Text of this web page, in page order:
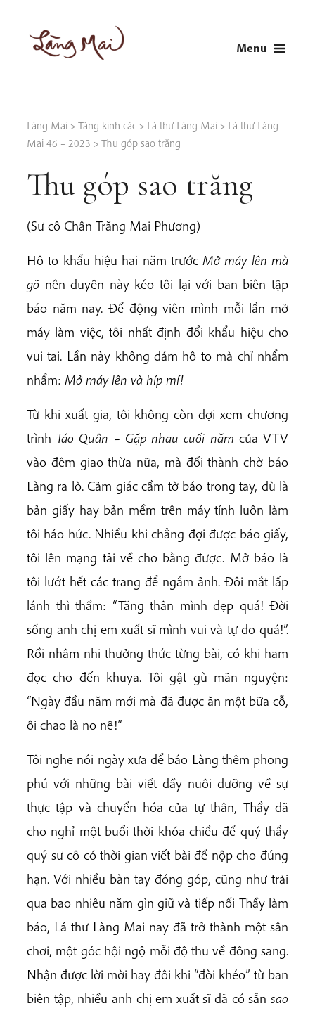
content
Menu
Làng Mai > Tàng kinh các > Lá thư Làng Mai > Lá thư Làng
Mai 46 – 2023 > Thu góp sao trăng
Thu góp sao trăng
(Sư cô Chân Trăng Mai Phương)
Hô to khẩu hiệu hai năm trướcMở máy lên mà
gõ nên duyên này kéo tôi lại với ban biên tập
báo năm nay. Để động viên mình mỗi lần mở
máy làm việc, tôi nhất định đổi khẩu hiệu cho
vui tai. Lần này không dám hô to mà chỉ nhẩm
nhẩm: Mở máy lên và híp mí!
Từ khi xuất gia, tôi không còn đợi xem chương
trình Táo Quân – Gặp nhau cuối năm của VTV
vào đêm giao thừa nữa, mà đổi thành chờ báo
Làng ra lò. Cảm giác cầm tờ báo trong tay, dù là
bản giấy hay bản mềm trên máy tính luôn làm
tôi háo hức. Nhiều khi chẳng đợi được báo giấy,
tôi lên mạng tải về cho bằng được. Mở báo là
tôi lướt hết các trang để ngắm ảnh. Đôi mắt lấp
lánh thì thầm: “Tăng thân mình đẹp quá! Đời
sống anh chị em xuất sĩ mình vui và tự do quá!”.
Rồi nhâm nhi thưởng thức từng bài, có khi ham
đọc cho đến khuya. Tôi gật gù mãn nguyện:
“Ngày đầu năm mới mà đã được ăn một bữa cỗ,
ôi chao là no nê!”
Tôi nghe nói ngày xưa để báo Làng thêm phong
phú với những bài viết đầy nuôi dưỡng về sự
thực tập và chuyển hóa của tự thân, Thầy đã
cho nghỉ một buổi thời khóa chiều để quý thầy
quý sư cô có thời gian viết bài để nộp cho đúng
hạn. Với nhiều bàn tay đóng góp, cũng như trải
qua bao nhiêu năm gìn giữ và tiếp nối Thầy làm
báo, Lá thư Làng Mai nay đã trở thành một sân
chơi, một góc hội ngộ mỗi độ thu về đông sang.
Nhận được lời mời hay đôi khi “đòi khéo” từ ban
biên tập, nhiều anh chị em xuất sĩ đã có sẵn sao